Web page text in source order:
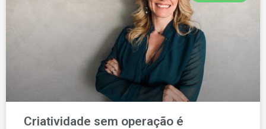
Criatividade sem operação é